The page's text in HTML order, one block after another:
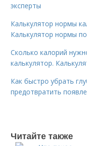
эксперты
Калькулятор нормы
Калькулятор нормы
Сколько калорий
калькулятор.
Как быстро убрать
предотвратить
Читайте также